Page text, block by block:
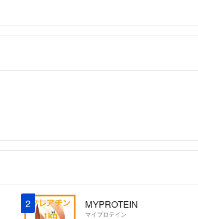
2 MYPROTEIN
マイプロテイン